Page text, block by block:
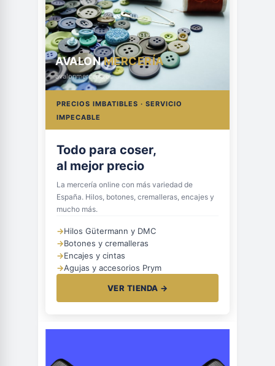
AVALONMERCERÍA
avalonmerceria.es
PRECIOS IMBATIBLES · SERVICIO
IMPECABLE
Todo para coser,
al mejor precio
La mercería online con más variedad de
España. Hilos, botones, cremalleras, encajes y
mucho más.
→Hilos Gütermann y DMC
→Botones y cremalleras
→Encajes y cintas
→Agujas y accesorios Prym
VER TIENDA →